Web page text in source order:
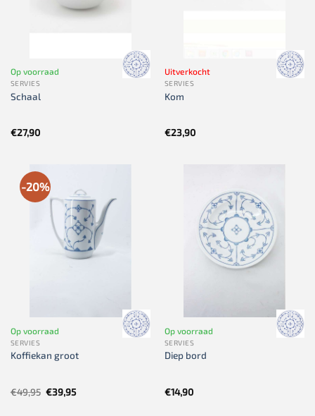
Op voorraad
SERVIES
Schaal
€27,90
Uitverkocht
SERVIES
Kom
€23,90
-20%
Op voorraad
SERVIES
Koffiekan groot
€49,95 Oorspronkelijke
prijs
€39,95Huidige
Op voorraad
SERVIES
Diep bord
€14,90